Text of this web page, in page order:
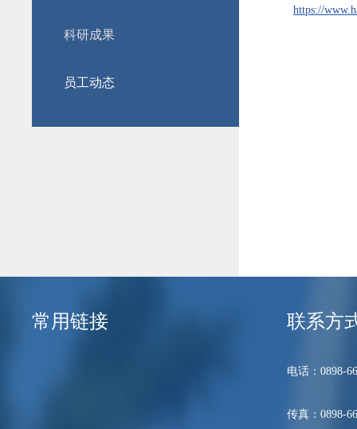
科研成果
员工动态
https://
常用链接 联系方
电话：0898-
传真：0898-